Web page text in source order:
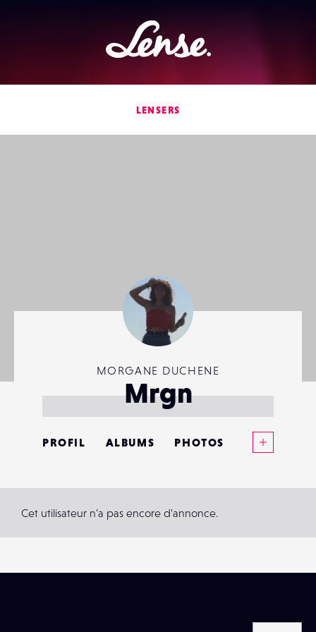
Lense
LENSERS
MORGANE DUCHENE
Mrgn
PROFIL ALBUMS PHOTOS
CONTACTS
ÉVÉNEMENTS
Cet utilisateur n'a pas encore d'annonce.